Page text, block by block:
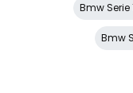
Bmw
Bmw